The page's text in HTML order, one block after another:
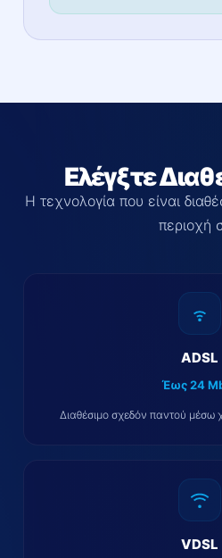
Ελέγξτε
Η τεχνολογία που είναι
περιοχή
ADSL
Έως 24
Διαθέσιμο σχεδόν παντού μέσω
VDSL